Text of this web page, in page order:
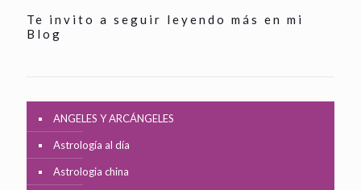
Te invito a seguir leyendo más en mi
Blog
ANGELES Y ARCÁNGELES
Astrología al día
Astrologia china